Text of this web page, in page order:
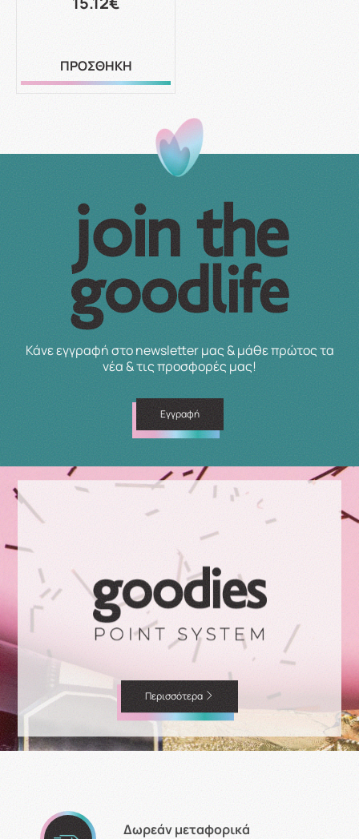
ΠΡΟΣΘΗΚΗ
Κάνε εγγραφή στο newsletter μας & μάθε πρώτος τα
νέα & τις προσφορές μας!
Εγγραφή
Περισσότερα
Δωρεάν μεταφορικά